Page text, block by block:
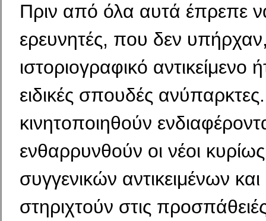
Πριν από όλα αυτά έπρεπε
ερευνητές, που δεν
ιστοριογραφικό αντικείμενο
ειδικές σπουδές
κινητοποιηθούν
ενθαρρυνθούν οι νέοι
συγγενικών αντικειμένων
στηριχτούν στις